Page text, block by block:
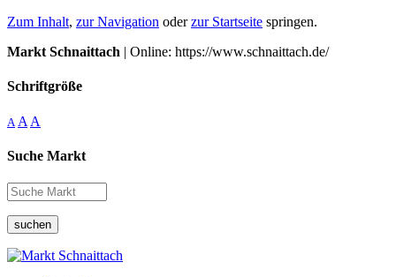
Zum Inhalt, zur Navigation oderzur Startseite springen.
Markt Schnaittach | Online: https://www.schnaittach.de/
Schriftgröße
A A A
Suche Markt
suchen